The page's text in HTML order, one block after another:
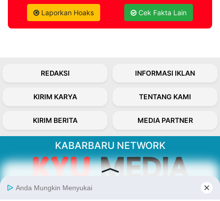
Laporkan Hoaks Cek Fakta Lain
REDAKSI INFORMASI IKLAN
KIRIM KARYA TENTANG KAMI
KIRIM BERITA MEDIA PARTNER
KABARBARU NETWORK